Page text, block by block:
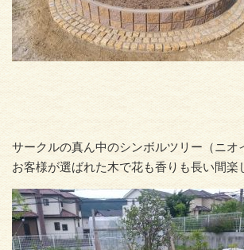
サークルの真ん中のシンボルツリー（ニオ
お客様が選ばれた木で花も香りも長い間